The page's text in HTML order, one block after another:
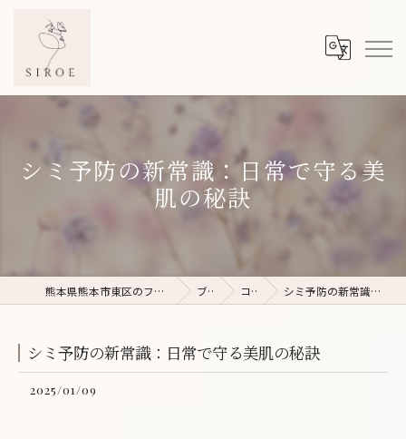
シミ予防の新常識：日常で守る美
肌の秘訣
熊本県熊本市東区のフェイシャルエステならSIROE ブログ コラム シミ予防の新常識：日常で守る美肌の秘訣
シミ予防の新常識：日常で守る美肌の秘訣
2025/01/09